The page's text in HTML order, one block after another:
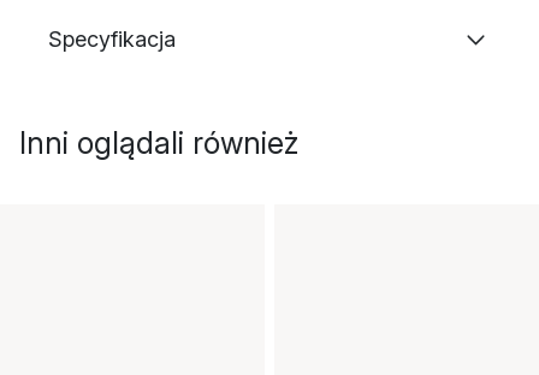
Specyfikacja
Inni oglądali również